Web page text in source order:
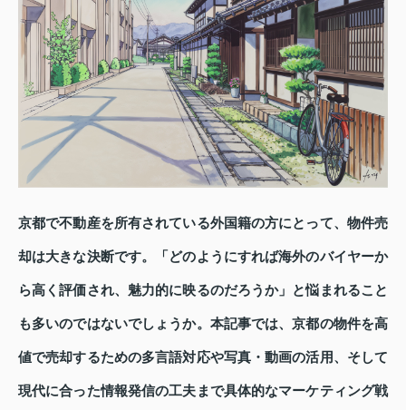
京都で不動産を所有されている外国籍の方にとって、物件売
却は大きな決断です。「どのようにすれば海外のバイヤーか
ら高く評価され、魅力的に映るのだろうか」と悩まれること
も多いのではないでしょうか。本記事では、京都の物件を高
値で売却するための多言語対応や写真・動画の活用、そして
現代に合った情報発信の工夫まで具体的なマーケティング戦